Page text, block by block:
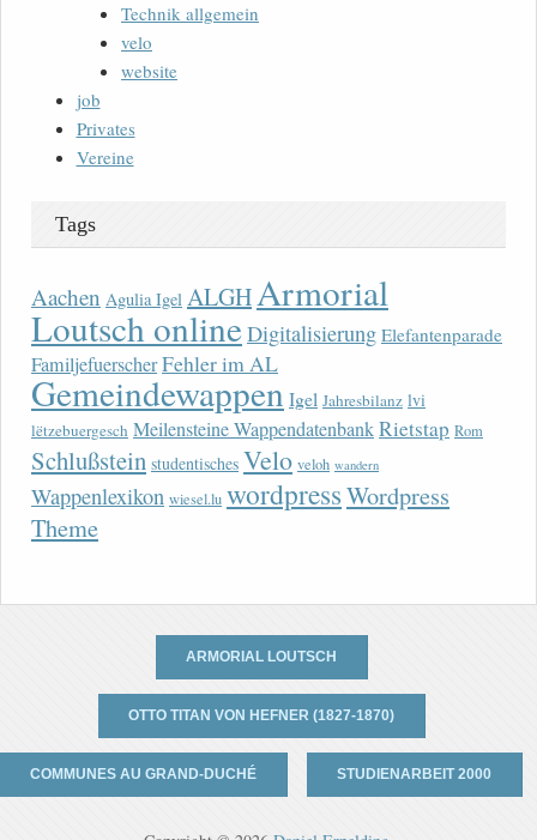
Technik allgemein
velo
website
job
Privates
Vereine
Tags
Aachen Agulia Igel ALGHArmorial
Loutsch onlineDigitalisierung Elefantenparade
FamiljefuerscherFehler im AL
Gemeindewappen Igel Jahresbilanz lvi
lëtzebuergesch Meilensteine WappendatenbankRietstap Rom
Schlußstein studentisches Velo veloh wandern
Wappenlexikon wiesel.lu wordpressWordpress
Theme
ARMORIAL LOUTSCH
OTTO TITAN VON HEFNER (1827-1870)
COMMUNES AU GRAND-DUCHÉ STUDIENARBEIT 2000